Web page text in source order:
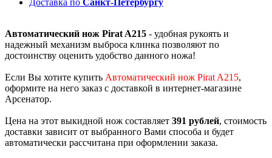
Автоматический нож Pirat A215 - удобная рукоять и
надежный механизм выброса клинка позволяют по
достоинству оценить удобство данного ножа!
Если Вы хотите купить Автоматический нож Pirat A215,
оформите на него заказ с доставкой в интернет-магазине
Арсенатор.
Цена на этот выкидной нож составляет 391 рублей, стоимость
доставки зависит от выбранного Вами способа и будет
автоматически рассчитана при оформлении заказа.